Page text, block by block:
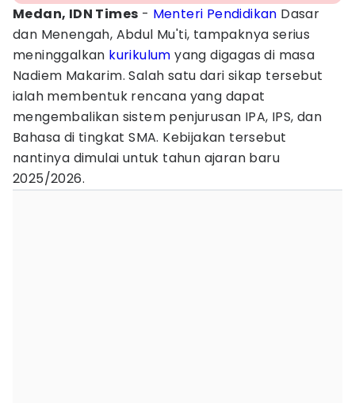
Medan, IDN Times - Menteri Pendidikan Dasar
dan Menengah, Abdul Mu'ti, tampaknya serius
meninggalkan kurikulum yang digagas di masa
Nadiem Makarim. Salah satu dari sikap tersebut
ialah membentuk rencana yang dapat
mengembalikan sistem penjurusan IPA, IPS, dan
Bahasa di tingkat SMA. Kebijakan tersebut
nantinya dimulai untuk tahun ajaran baru
2025/2026.